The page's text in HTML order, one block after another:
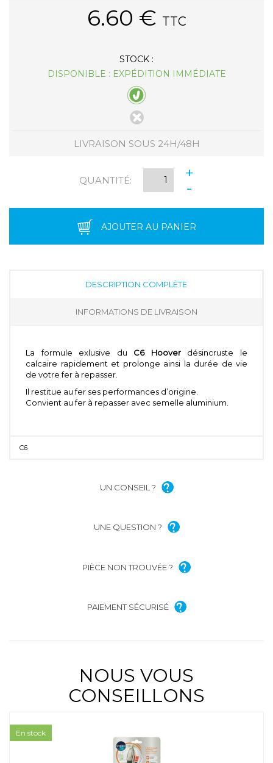
6.60 € TTC
STOCK :
DISPONIBLE : EXPÉDITION IMMÉDIATE
LIVRAISON SOUS 24H/48H
QUANTITÉ:
+
-
AJOUTER AU PANIER
DESCRIPTION COMPLÈTE
INFORMATIONS DE LIVRAISON
La formule exlusive du C6 Hooverdésincruste le
calcaire rapidement et prolonge ainsi la durée de vie
de votre fer à repasser.
Il restitue au fer ses performances d’origine.
Convient au fer à repasser avec semelle aluminium.
C6
UN CONSEIL ?
UNE QUESTION ?
PIÈCE NON TROUVÉE ?
PAIEMENT SÉCURISÉ
NOUS VOUS
CONSEILLONS
En stock